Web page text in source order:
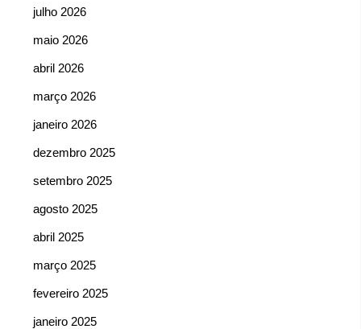
julho 2026
maio 2026
abril 2026
março 2026
janeiro 2026
dezembro 2025
setembro 2025
agosto 2025
abril 2025
março 2025
fevereiro 2025
janeiro 2025